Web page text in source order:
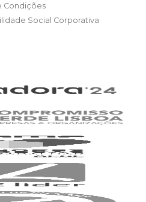
Condições
Social Corporativa